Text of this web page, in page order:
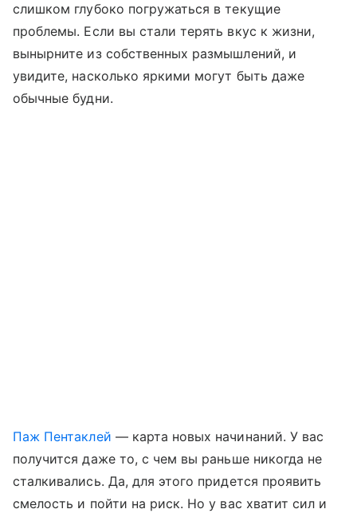
слишком глубоко погружаться в текущие
проблемы. Если вы стали терять вкус к жизни,
вынырните из собственных размышлений, и
увидите, насколько яркими могут быть даже
обычные будни.
Паж Пентаклей — карта новых начинаний. У вас
получится даже то, с чем вы раньше никогда не
сталкивались. Да, для этого придется проявить
смелость и пойти на риск. Но у вас хватит сил и